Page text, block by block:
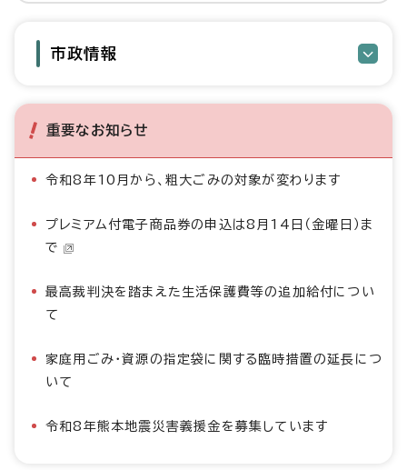
市政情報
重要なお知らせ
令和8年10月から、粗大ごみの対象が変わります
プレミアム付電子商品券の申込は8月14日（金曜日）ま
で
最高裁判決を踏まえた生活保護費等の追加給付につい
て
家庭用ごみ・資源の指定袋に関する臨時措置の延長につ
いて
令和8年熊本地震災害義援金を募集しています